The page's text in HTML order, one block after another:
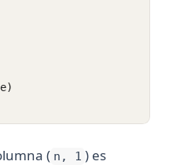
( n, 1 ) es